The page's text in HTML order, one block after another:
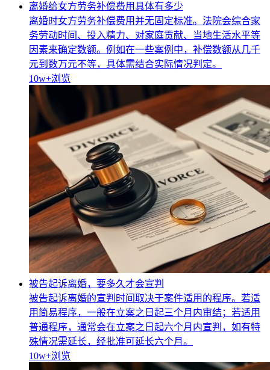
离婚给女方劳务补偿费用具体有多少
离婚时女方劳务补偿费用并无固定标准。法院会综合家
务劳动时间、投入精力、对家庭贡献、当地生活水平等
因素来确定数额。例如在一些案例中，补偿数额从几千
元到数万元不等，具体需结合实际情况判定。
10w+浏览
被告起诉离婚，要多久才会宣判
被告起诉离婚的宣判时间取决于案件适用的程序。若适
用简易程序，一般在立案之日起三个月内审结；若适用
普通程序，通常会在立案之日起六个月内宣判，如有特
殊情况需延长，经批准可延长六个月。
10w+浏览